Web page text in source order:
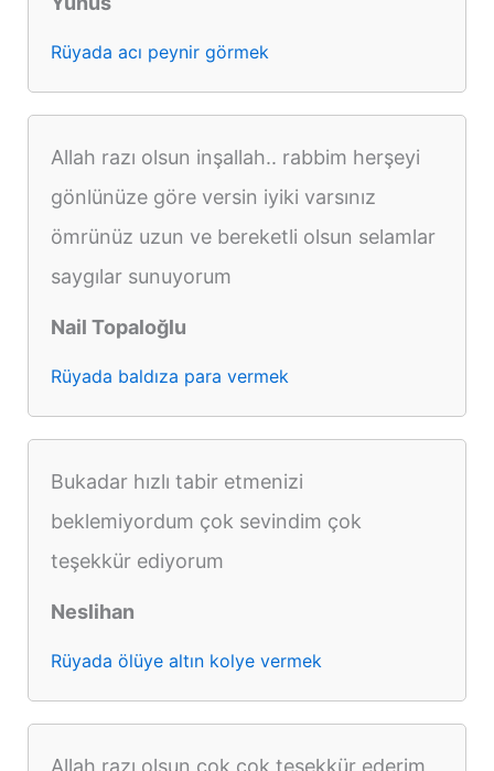
Rüyada acı peynir görmek
Allah razı olsun inşallah.. rabbim herşeyi
gönlünüze göre versin iyiki varsınız
ömrünüz uzun ve bereketli olsun selamlar
saygılar sunuyorum
Nail Topaloğlu
Rüyada baldıza para vermek
Bukadar hızlı tabir etmenizi
beklemiyordum çok sevindim çok
teşekkür ediyorum
Neslihan
Rüyada ölüye altın kolye vermek